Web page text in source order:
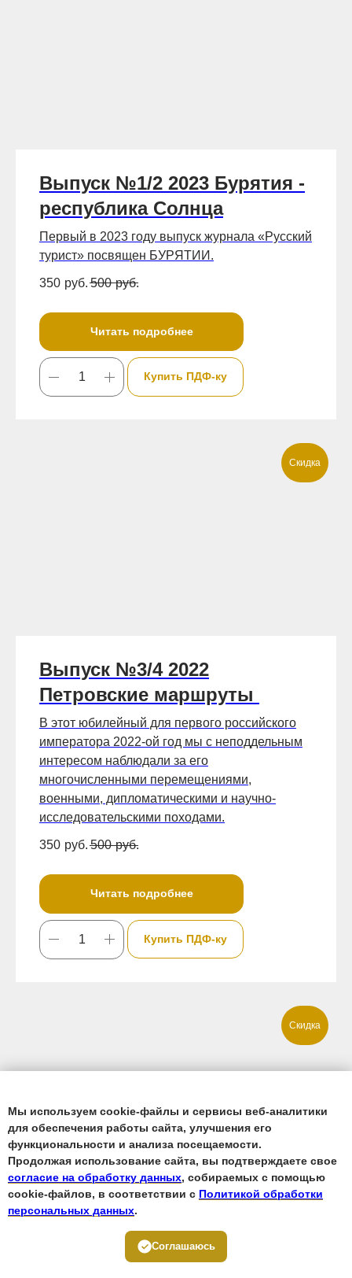
Выпуск №1/2 2023 Бурятия -
республика Солнца
Первый в 2023 году выпуск журнала «Русский
турист» посвящен БУРЯТИИ.
350 руб. 500 руб.
Читать подробнее
Купить ПДФ-ку
Скидка
Выпуск №3/4 2022
Петровские маршруты
В этот юбилейный для первого российского
императора 2022-ой год мы с неподдельным
интересом наблюдали за его
многочисленными перемещениями,
военными, дипломатическими и научно-
исследовательскими походами.
350 руб. 500 руб.
Читать подробнее
Купить ПДФ-ку
Скидка
Выпуск №1/2 2022 Сибирь -
территория открытий
Мы используем cookie-файлы и сервисы веб-аналитики
для обеспечения работы сайта, улучшения его
функциональности и анализа посещаемости.
Продолжая использование сайта, вы подтверждаете свое
согласие на обработку данных, собираемых с помощью
cookie-файлов, в соответствии с Политикой обработки
персональных данных.
Соглашаюсь